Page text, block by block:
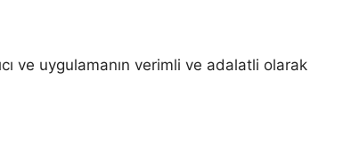
ve uygulamanın verimli ve adalatli olarak